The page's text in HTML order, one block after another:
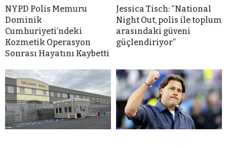
NYPD Polis Memuru
Dominik
Cumhuriyeti’ndeki
Kozmetik Operasyon
Sonrası Hayatını Kaybetti
Jessica Tisch: “National
Night Out, polis ile toplum
arasındaki güveni
güçlendiriyor”